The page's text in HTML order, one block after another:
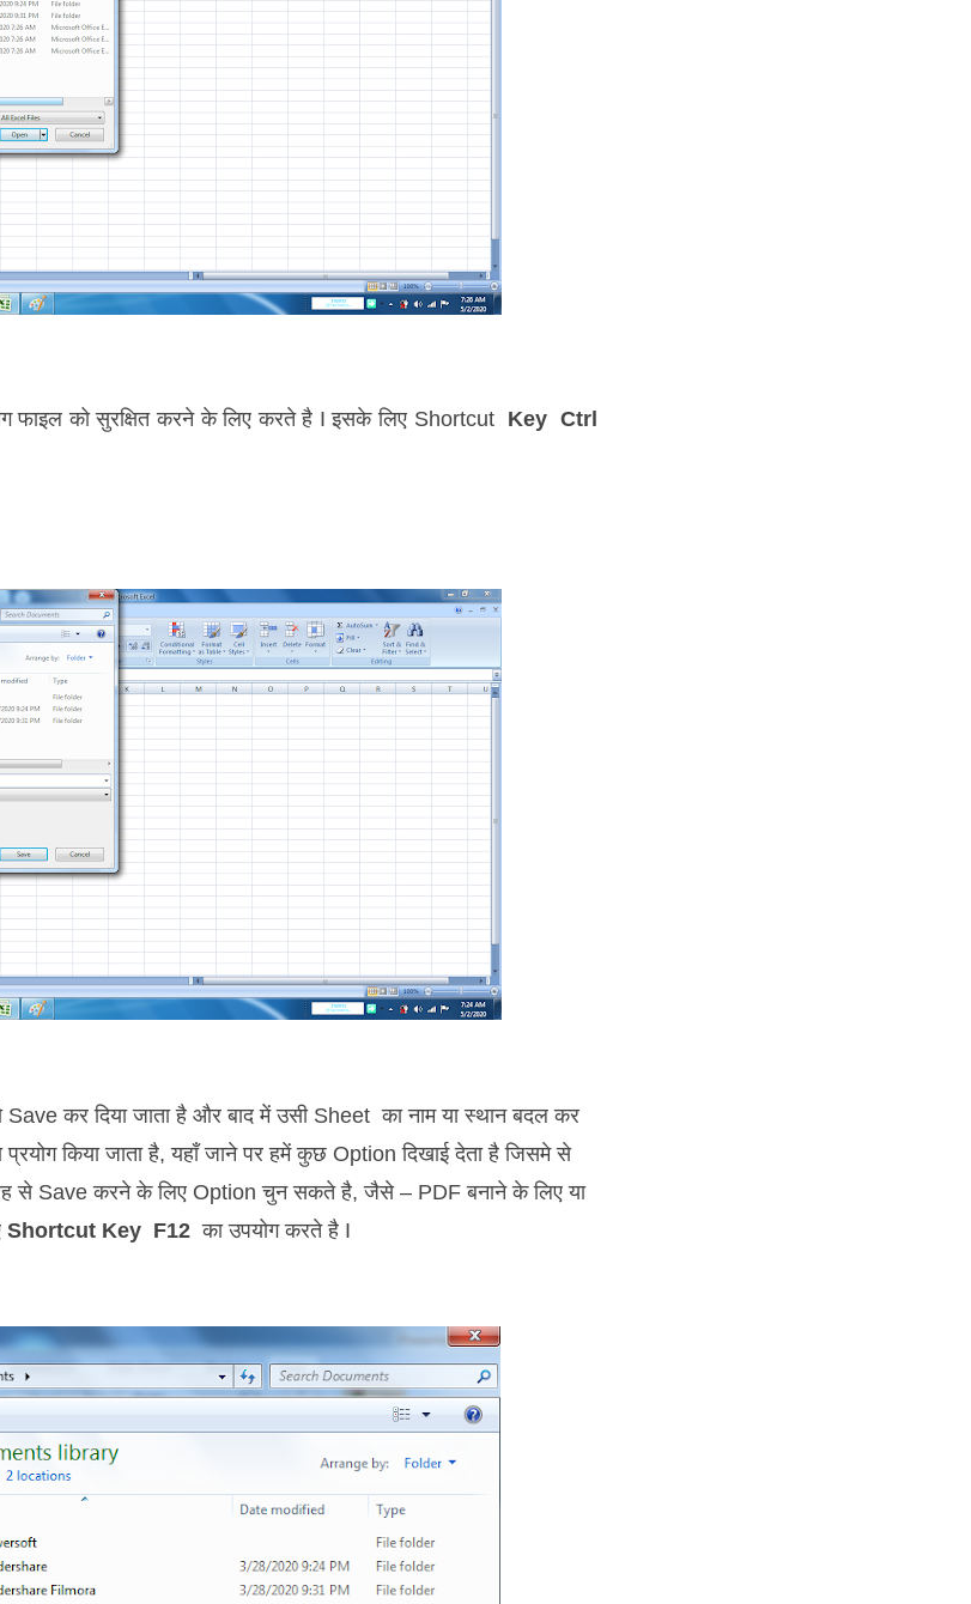
फाइल को सुरक्षित करने के लिए करते है I इसके लिए Shortcut Key Ctrl
कर दिया जाता है और बाद में उसी Sheet का नाम या स्थान बदल कर
किया जाता है, यहाँ जाने पर हमें कुछ Option दिखाई देता है जिसमे से
से Save करने के लिए Option चुन सकते है, जैसे – PDF बनाने के लिए या
Shortcut Key F12 का उपयोग करते है I